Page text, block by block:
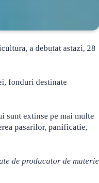
a debutat astazi, 28
fonduri destinate
sunt extinse pe mai multe
pasarilor, panificatie,
de producator de materie